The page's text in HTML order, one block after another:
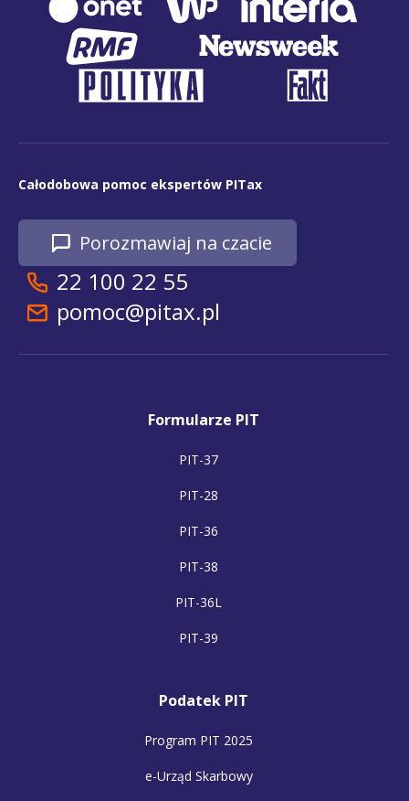
Całodobowa pomoc ekspertów PITax
Porozmawiaj na czacie
22 100 22 55
pomoc@pitax.pl
Formularze PIT
PIT-37
PIT-28
PIT-36
PIT-38
PIT-36L
PIT-39
Podatek PIT
Program PIT 2025
e-Urząd Skarbowy